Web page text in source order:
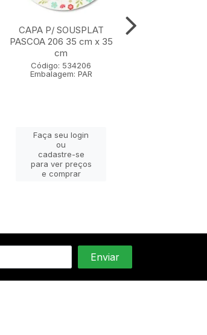
CAPA P/ SOUSPLAT
PASCOA 206 35 cm x 35
cm
Código: 534206
Embalagem: PAR
Faça seu login
ou
cadastre-se
para ver preços
e comprar